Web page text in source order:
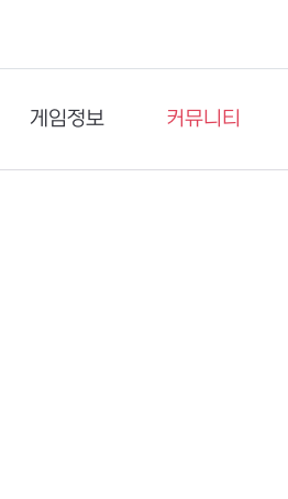
게임정보
세계관
커뮤니티
이슈게시판